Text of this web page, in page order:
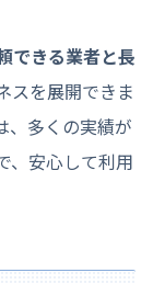
できる業者と長
スを展開できま
、多くの実績が
、安心して利用